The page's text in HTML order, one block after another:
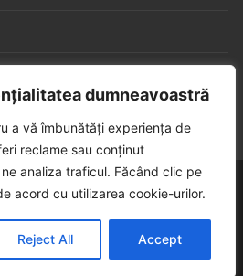
dumneavoastră
a vă îmbunătăți experiența de
reclame sau conținut
analiza traficul. Făcând clic pe
acord cu utilizarea cookie-urilor.
Reject All Accept
Constructii S3